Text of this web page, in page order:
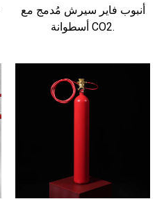
أنبوب فاير سيرش مُدمج مع
أسطوانة CO2.